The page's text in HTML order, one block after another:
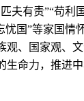
夫有责”“苟利
忧国”等家国情
观、国家观、
生命力，推进